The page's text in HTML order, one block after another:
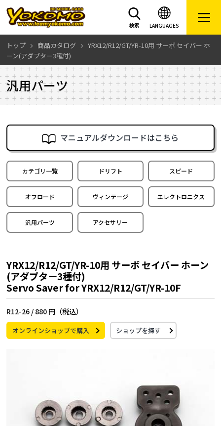
LANGUAGES
検索
トップ 商品カタログ
YRX12/R12/GT/YR-10用 サーボ セイバー ホ
ーン(アダプター3種付)
汎用パーツ
マニュアルダウンロードはこちら
カテゴリ一覧 ドリフト スピード
オフロード ヴィンテージ エレクトロニクス
汎用パーツ アクセサリー
YRX12/R12/GT/YR-10用 サーボ セイバー ホーン
(アダプター3種付)
Servo Saver for YRX12/R12/GT/YR-10F
R12-26 / 880 円（税込）
オンラインショップで購入 ショップを探す